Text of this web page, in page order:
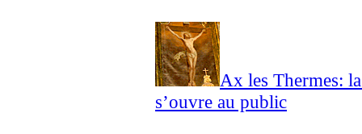
Ax les Thermes:
s’ouvre au public